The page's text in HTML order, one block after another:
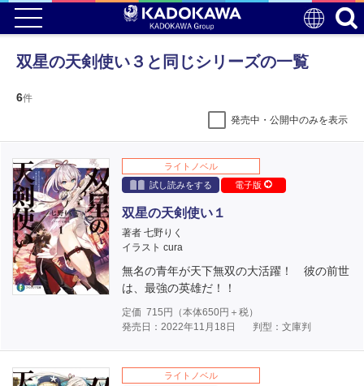
双星の天剣使い３と同じシリーズの一覧
6件
発売中・公開中のみを表示
ライトノベル
試し読みをする
電子版
双星の天剣使い１
著者 七野りく
イラスト cura
無名の青年が天下無双の大活躍！ 彼の前世
は、最強の英雄だ！！
定価 715 円（本体650円＋税）
発売日：2022年11月18日
判型：文庫判
ライトノベル